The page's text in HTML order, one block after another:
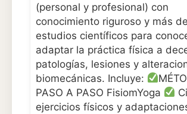
(personal y profesional) con
conocimiento riguroso y más
estudios científicos para
adaptar la práctica física a
patologías, lesiones y
biomecánicas. Incluye:
PASO A PASO FisiomYoga
ejercicios físicos y